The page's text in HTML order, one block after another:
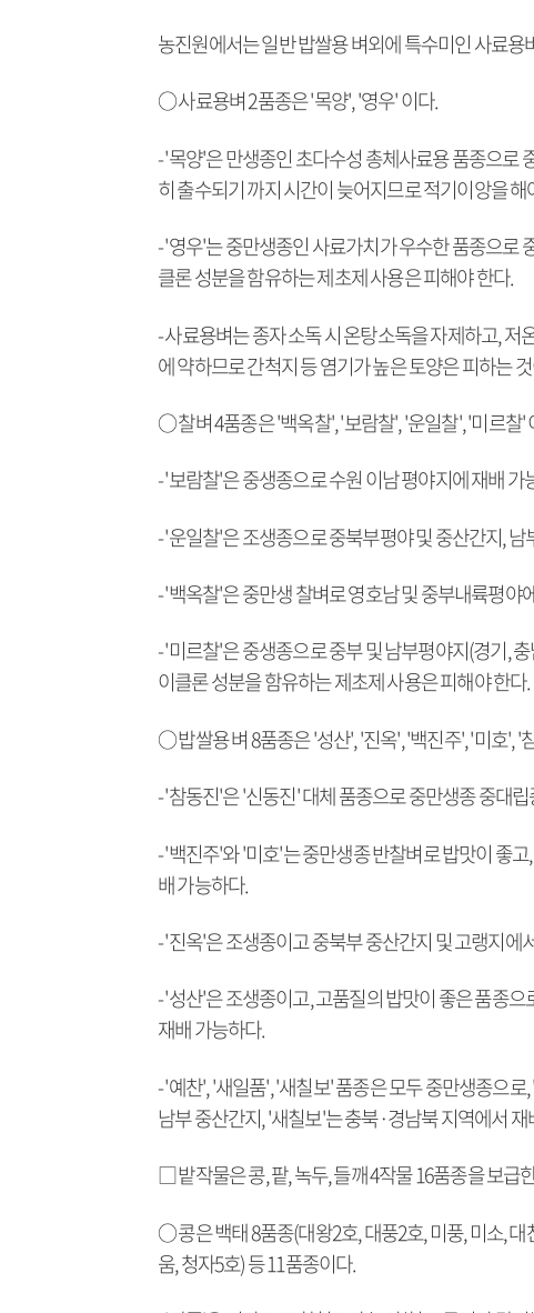
농진원에서는 일반 밥쌀용 벼외에 특수미인 사료용
○ 사료용벼 2품종은 '목양', '영우' 이다.
- '목양'은 만생종인 초다수성 총체사료용 품종으로
히 출수되기 까지 시간이 늦어지므로 적기이앙을 해
- '영우'는 중만생종인 사료가치가 우수한 품종으로
클론 성분을 함유하는 제초제 사용은 피해야 한다.
- 사료용벼는 종자 소독 시 온탕소독을 자제하고,
에 약하므로 간척지 등 염기가 높은 토양은 피하는
○ 찰벼 4품종은 '백옥찰', '보람찰', '운일찰', '미르찰'
- '보람찰'은 중생종으로 수원 이남 평야지에 재배 가
- '운일찰'은 조생종으로 중북부평야 및 중산간지,
- '백옥찰'은 중만생 찰벼로 영호남 및 중부내륙평야
- '미르찰'은 중생종으로 중부 및 남부평야지(경기,
이클론 성분을 함유하는 제초제 사용은 피해야 한다.
○ 밥쌀용 벼 8품종은 '성산', '진옥', '백진주', '미호', '
- '참동진'은 '신동진' 대체 품종으로 중만생종 중대
- '백진주'와 '미호'는 중만생종 반찰벼로 밥맛이 좋
배 가능하다.
- '진옥'은 조생종이고 중북부 중산간지 및 고랭지에
- '성산'은 조생종이고, 고품질의 밥맛이 좋은 품종
재배 가능하다.
- '예찬', '새일품', '새칠보' 품종은 모두 중만생종으
남부 중산간지, '새칠보'는 충북·경남북 지역에서
□ 밭작물은 콩, 팥, 녹두, 들깨 4작물 16품종을 보급
○ 콩은 백태 8품종(대왕2호, 대풍2호, 미풍, 미소,
움, 청자5호) 등 11품종이다.